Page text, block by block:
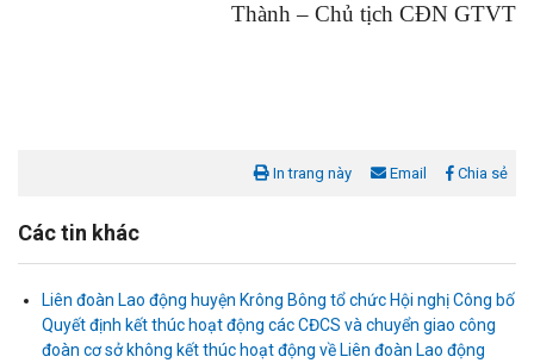
Thành – Chủ tịch CĐN GTVT
In trang này Email Chia sẻ
Các tin khác
Liên đoàn Lao động huyện Krông Bông tổ chức Hội nghị Công bố
Quyết định kết thúc hoạt động các CĐCS và chuyển giao công
đoàn cơ sở không kết thúc hoạt động về Liên đoàn Lao động